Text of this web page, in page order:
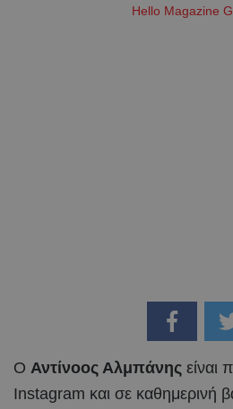
Hello Magazine
Ο Αντίνοος Αλμπάνης είναι
Instagram και σε καθημερινή